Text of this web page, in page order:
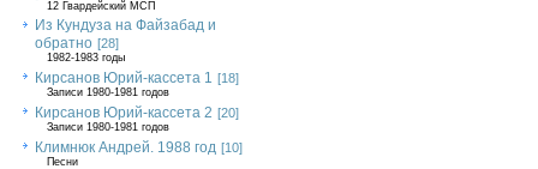
12 Гвардейский МСП
Из Кундуза на Файзабад и
обратно [28]
1982-1983 годы
Кирсанов Юрий-кассета 1 [18]
Записи 1980-1981 годов
Кирсанов Юрий-кассета 2 [20]
Записи 1980-1981 годов
Климнюк Андрей. 1988 год [10]
Песни